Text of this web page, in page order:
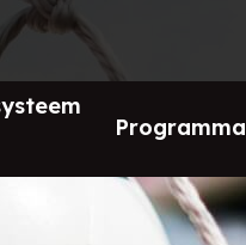
Programma